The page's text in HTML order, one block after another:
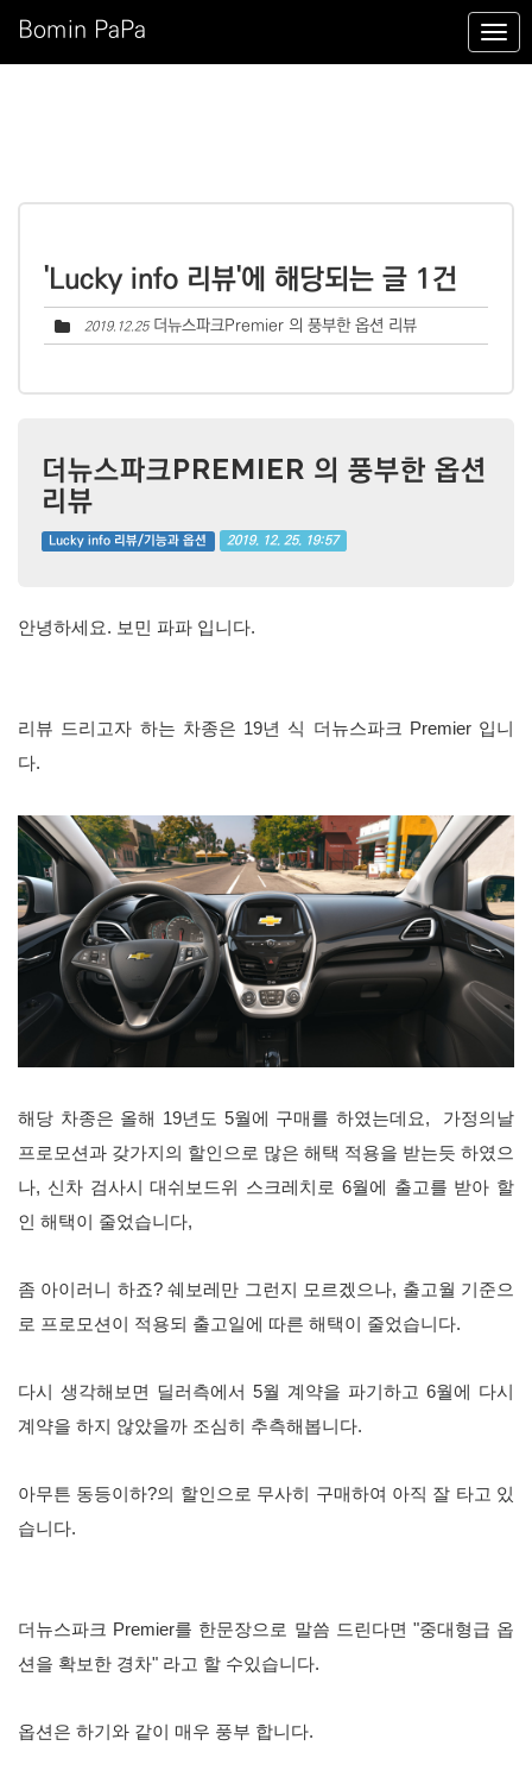
Bomin PaPa
'Lucky info 리뷰'에 해당되는 글 1건
2019.12.25 더뉴스파크Premier 의 풍부한 옵션 리뷰
더뉴스파크PREMIER 의 풍부한 옵션
리뷰
Lucky info 리뷰/기능과 옵션 2019. 12. 25. 19:57
안녕하세요. 보민 파파 입니다.
리뷰 드리고자 하는 차종은 19년 식 더뉴스파크 Premier 입니
다.
해당 차종은 올해 19년도 5월에 구매를 하였는데요, 가정의날
프로모션과 갖가지의 할인으로 많은 해택 적용을 받는듯 하였으
나, 신차 검사시 대쉬보드위 스크레치로 6월에 출고를 받아 할
인 해택이 줄었습니다,
좀 아이러니 하죠? 쉐보레만 그런지 모르겠으나, 출고월 기준으
로 프로모션이 적용되 출고일에 따른 해택이 줄었습니다.
다시 생각해보면 딜러측에서 5월 계약을 파기하고 6월에 다시
계약을 하지 않았을까 조심히 추측해봅니다.
아무튼 동등이하?의 할인으로 무사히 구매하여 아직 잘 타고 있
습니다.
더뉴스파크 Premier를 한문장으로 말씀 드린다면 "중대형급 옵
션을 확보한 경차" 라고 할 수있습니다.
옵션은 하기와 같이 매우 풍부 합니다.